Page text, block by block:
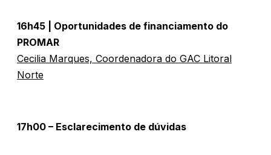
16h45 | Oportunidades de financiamento do
PROMAR
Cecilia Marques, Coordenadora do GAC Litoral
Norte
17h00 – Esclarecimento de dúvidas